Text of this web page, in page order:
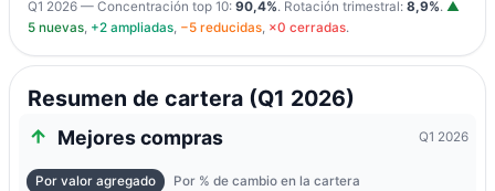
Q1 2026 — Concentración top 10: 90,4%. Rotación trimestral: 8,9%. ▲
5 nuevas, +2 ampliadas, −5 reducidas, ×0 cerradas.
Resumen de cartera (Q1 2026)
Mejores compras Q1 2026
Por valor agregado Por % de cambio en la cartera